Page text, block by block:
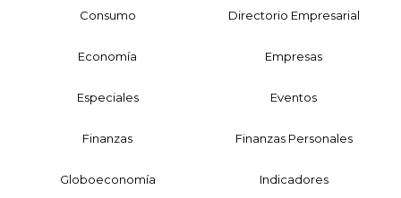
Consumo Directorio Empresarial
Economía Empresas
Especiales Eventos
Finanzas Finanzas Personales
Globoeconomía Indicadores